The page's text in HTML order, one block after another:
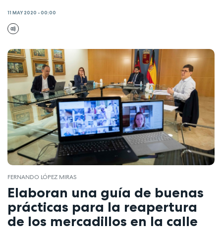
11 MAY 2020 - 00:00
FERNANDO LÓPEZ MIRAS
Elaboran una guía de buenas
prácticas para la reapertura
de los mercadillos en la calle